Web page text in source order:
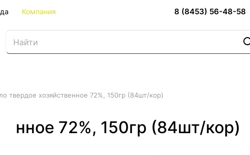
Компания 8 (8453) 56-48-58
твердое хозяйственное 72%, 150гр (84шт/кор)
72%, 150гр (84шт/кор)